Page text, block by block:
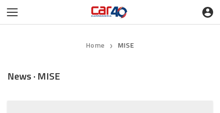
Home ❯ MISE
News · MISE